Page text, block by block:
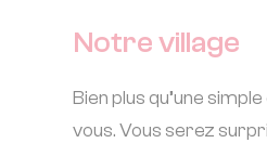
Notre village
Bien plus qu’une
vous. Vous serez